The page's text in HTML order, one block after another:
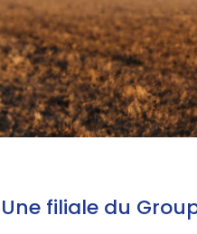
Une filiale du